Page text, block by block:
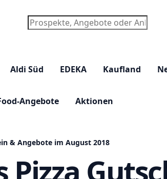
Suchen
Aldi Süd EDEKA Kaufland
Angebote Aktionen
& Angebote im August 2018
Pizza